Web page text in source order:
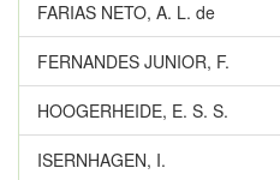
FARIAS NETO, A. L. de
FERNANDES JUNIOR, F.
HOOGERHEIDE, E. S. S.
ISERNHAGEN, I.